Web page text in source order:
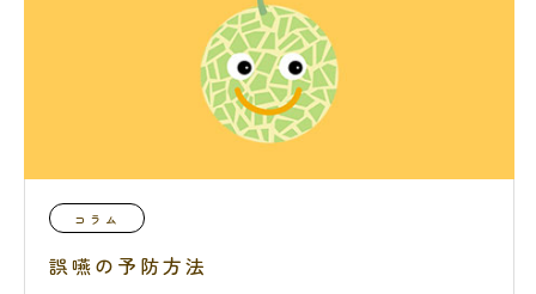
コラム
誤嚥の予防方法